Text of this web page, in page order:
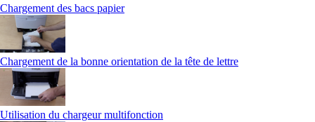
Chargement des bacs papier
Chargement de la bonne orientation de la tête de lettre
Utilisation du chargeur multifonction